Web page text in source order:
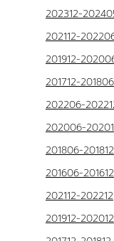
202312-
202112-
201912-
201712-201806
202206-
202006-
201806-201812
201606-201612
202112-202212
201912-202012